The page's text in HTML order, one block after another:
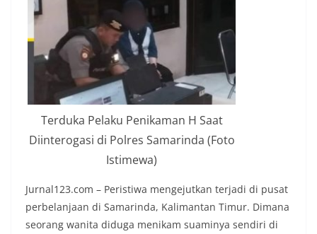
Terduka Pelaku Penikaman H Saat
Diinterogasi di Polres Samarinda (Foto
Istimewa)
Jurnal123.com – Peristiwa mengejutkan terjadi di pusat
perbelanjaan di Samarinda, Kalimantan Timur. Dimana
seorang wanita diduga menikam suaminya sendiri di